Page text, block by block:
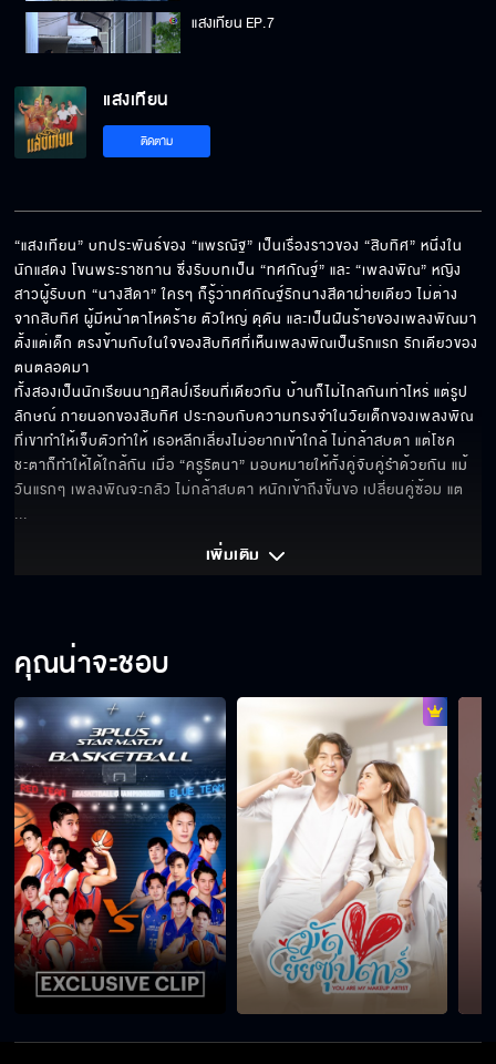
แสงเทียน EP.7
แสงเทียน EP.8
แสงเทียน EP.10
แสงเทียน EP.11
แสงเทียน EP.14
แสงเทียน EP.15
แสงเทียน EP.16
แสงเทียน
ติดตาม
​“แสงเทียน” บทประพันธ์ของ “แพรณัฐ” เป็นเรื่องราวของ “สิบทิศ” หนึ่งใน
นักแสดง โขนพระราชทาน ซึ่งรับบทเป็น “ทศกัณฐ์” และ “เพลงพิณ” หญิง
สาวผู้รับบท “นางสีดา” ใครๆ ก็รู้ว่าทศกัณฐ์รักนางสีดาฝ่ายเดียว ไม่ต่าง
จากสิบทิศ ผู้มีหน้าตาโหดร้าย ตัวใหญ่ ดุดัน และเป็นฝันร้ายของเพลงพิณมา
ตั้งแต่เด็ก ตรงข้ามกับในใจของสิบทิศที่เห็นเพลงพิณเป็นรักแรก รักเดียวของ
ตนตลอดมา
​ทั้งสองเป็นนักเรียนนาฏศิลป์เรียนที่เดียวกัน บ้านก็ไม่ไกลกันเท่าไหร่ แต่รูป
ลักษณ์ ภายนอกของสิบทิศ ประกอบกับความทรงจำในวัยเด็กของเพลงพิณ
ที่เขาทำให้เจ็บตัวทำให้ เธอหลีกเลี่ยงไม่อยากเข้าใกล้ ไม่กล้าสบตา แต่โชค
ชะตาก็ทำให้ได้ใกล้กัน เมื่อ “ครูรัตนา” มอบหมายให้ทั้งคู่จับคู่รำด้วยกัน แม้
วันแรกๆ เพลงพิณจะกลัว ไม่กล้าสบตา หนักเข้าถึงขั้นขอ เปลี่ยนคู่ซ้อม แต
...
เพิ่มเติม
คุณน่าจะชอบ